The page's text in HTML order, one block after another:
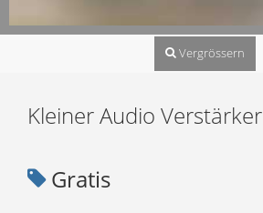
Vergrössern
Kleiner Audio Verstärker
Gratis